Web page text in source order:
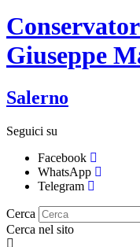
Giuseppe
Salerno
Seguici su
Facebook
WhatsApp
Telegram
Cerca
Cerca nel sito